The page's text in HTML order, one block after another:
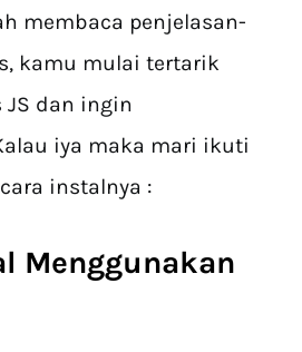
membaca penjelasan-
kamu mulai tertarik
JS dan ingin
iya maka mari ikuti
instalnya :
Menggunakan